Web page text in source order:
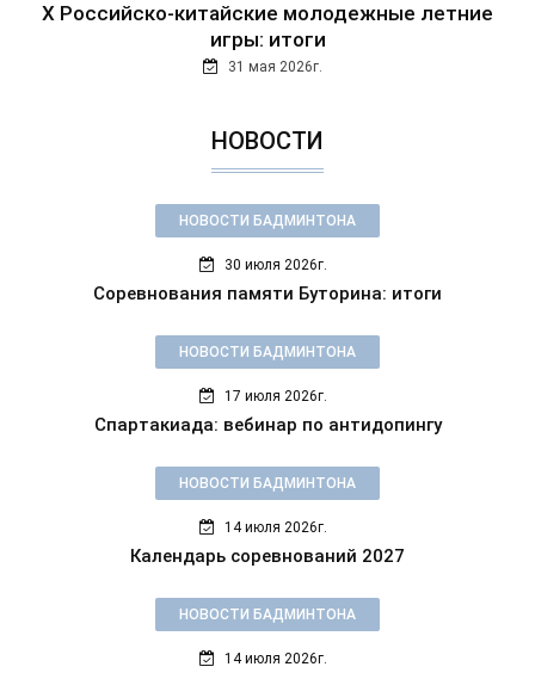
Х Российско-китайские молодежные летние
игры: итоги
31 мая 2026г.
НОВОСТИ
НОВОСТИ БАДМИНТОНА
30 июля 2026г.
Соревнования памяти Буторина: итоги
НОВОСТИ БАДМИНТОНА
17 июля 2026г.
Спартакиада: вебинар по антидопингу
НОВОСТИ БАДМИНТОНА
14 июля 2026г.
Календарь соревнований 2027
НОВОСТИ БАДМИНТОНА
14 июля 2026г.